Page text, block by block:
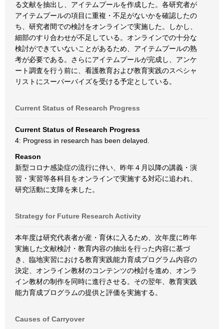
る文献を抽出し、アイテムプールを作成した。各研究者が
アイテムプールの項目に重複・不足がないかを確認したの
ち、研究者間での検討をオンラインで実施した。しかし、
細部のすり合わせが不足している。オンラインでの十分な
検討ができていないことがあるため、アイテムプールの熟
考が必要である。さらにアイテムプールが完成し、アンケ
ート調査を行う前に、看護教育および教育実践のスペシャ
リストにスーパーバイズを受ける予定としている。
Current Status of Research Progress
Current Status of Research Progress
4: Progress in research has been delayed.
Reason
新型コロナ感染症の流行に伴い、昨年４月以降の講義・演
習・実習等各科目をオンラインで実施する対応に追われ、
研究活動に支障を来した。
Strategy for Future Research Activity
本年度は研究代表者が産・育休に入るため、次年度に昨年
実施した文献検討・教育内容の抽出を行った内容に基づ
き、臨地実習における教育実践能力育成プログラム内容の
決定、オンライン教材のコンテンツの検討を進め、オンラ
イン教材の制作を同時に進行させる。その翌年、教育実践
能力育成プログラムの提供と評価を実施する。
Causes of Carryover